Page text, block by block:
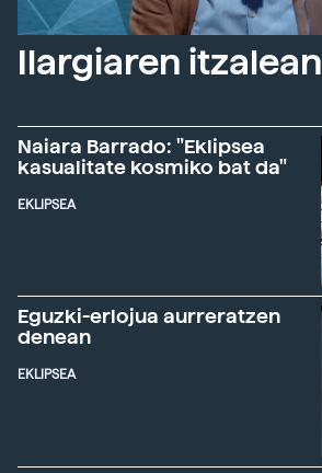
Ilargiaren itzalean
Naiara Barrado: "Eklipsea
kasualitate kosmiko bat da"
EKLIPSEA
Eguzki-erlojua aurreratzen
denean
EKLIPSEA